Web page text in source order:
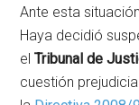
Ante esta
Haya decidió
elTribunal de
cuestión